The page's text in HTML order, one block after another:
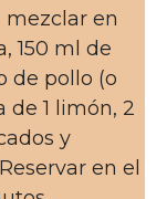
mezclar en
150 ml de
de pollo (o
de 1 limón, 2
y
en el